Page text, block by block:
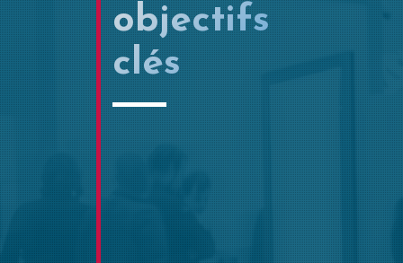
objectifs
clés